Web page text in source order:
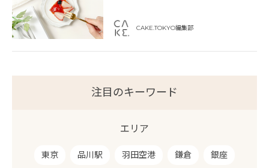
CAKE.TOKYO編集部
注目のキーワード
エリア
東京 品川駅 羽田空港 鎌倉 銀座